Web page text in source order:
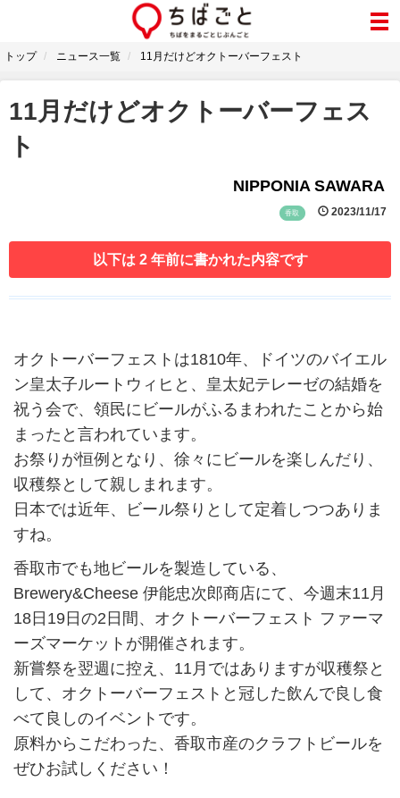
トップ ニュース一覧 11月だけどオクトーバーフェスト
11月だけどオクトーバーフェス
ト
NIPPONIA SAWARA
香取 2023/11/17
以下は 2 年前に書かれた内容です
オクトーバーフェストは1810年、ドイツのバイエル
ン皇太子ルートウィヒと、皇太妃テレーゼの結婚を
祝う会で、領民にビールがふるまわれたことから始
まったと言われています。
お祭りが恒例となり、徐々にビールを楽しんだり、
収穫祭として親しまれます。
日本では近年、ビール祭りとして定着しつつありま
すね。
香取市でも地ビールを製造している、
Brewery&Cheese 伊能忠次郎商店にて、今週末11月
18日19日の2日間、オクトーバーフェスト ファーマ
ーズマーケットが開催されます。
新嘗祭を翌週に控え、11月ではありますが収穫祭と
して、オクトーバーフェストと冠した飲んで良し食
べて良しのイベントです。
原料からこだわった、香取市産のクラフトビールを
ぜひお試しください！